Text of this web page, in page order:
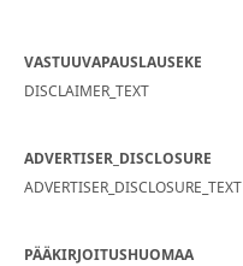
VASTUUVAPAUSLAUSEKE
DISCLAIMER_TEXT
ADVERTISER_DISCLOSURE
ADVERTISER_DISCLOSURE_TEXT
PÄÄKIRJOITUSHUOMAA